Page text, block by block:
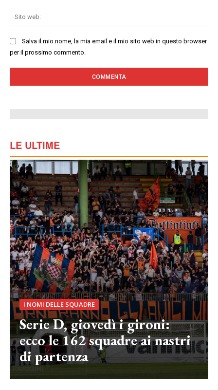
Salva il mio nome, la mia email e il mio sito web in questo browser
per il prossimo commento.
LE ULTIME
I NOMI DELLE SQUADRE
Serie D, giovedì i gironi:
ecco le 162 squadre ai nastri
di partenza